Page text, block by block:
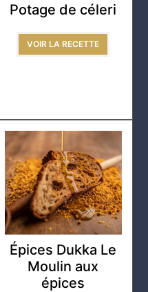
Potage de céleri
VOIR LA RECETTE
Épices Dukka Le
Moulin aux
épices